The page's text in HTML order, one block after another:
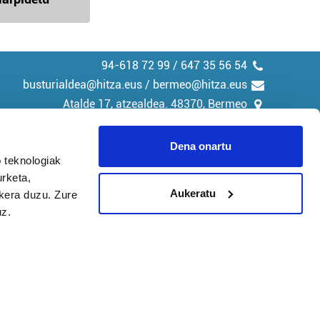
duzu. Zure
Dena onartu
Aukeratu
94-618 72 99 / 647 35 56 54
busturialdea@hitza.eus / bermeo@hitza.eus
Atalde 17, atzealdea. 48370, Bermeo
Cookieak
zure ekarpena